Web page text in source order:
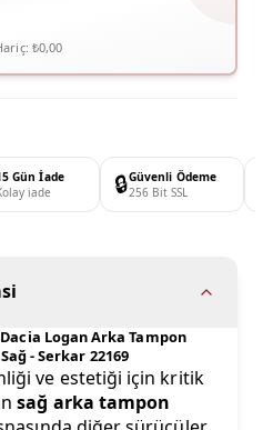
₺0,00
Gün İade
iade
🔒Güvenli Ödeme
256 Bit SSL
Logan Arka Tampon
- Serkar 22169
ve estetiği için kritik
sağ arka tampon